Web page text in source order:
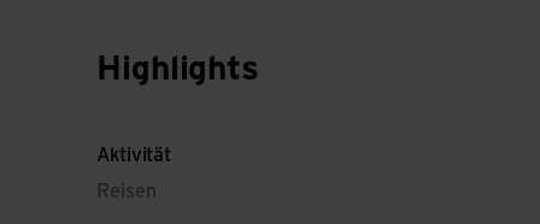
Highlights
Aktivität
Reisen